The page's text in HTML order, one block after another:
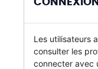
Les utilisateurs
consulter les
connecter avec